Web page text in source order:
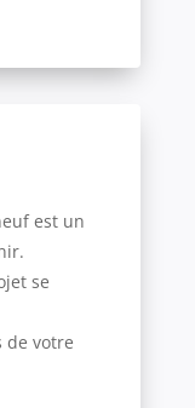
est un
se
de votre